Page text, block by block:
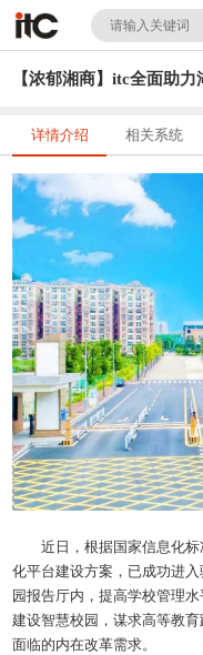
详情介绍 相关系统
近日，根据国家信息化
化平台建设方案，已成功进
园报告厅内，提高学校管理
建设智慧校园，谋求高等教
面临的内在改革需求。